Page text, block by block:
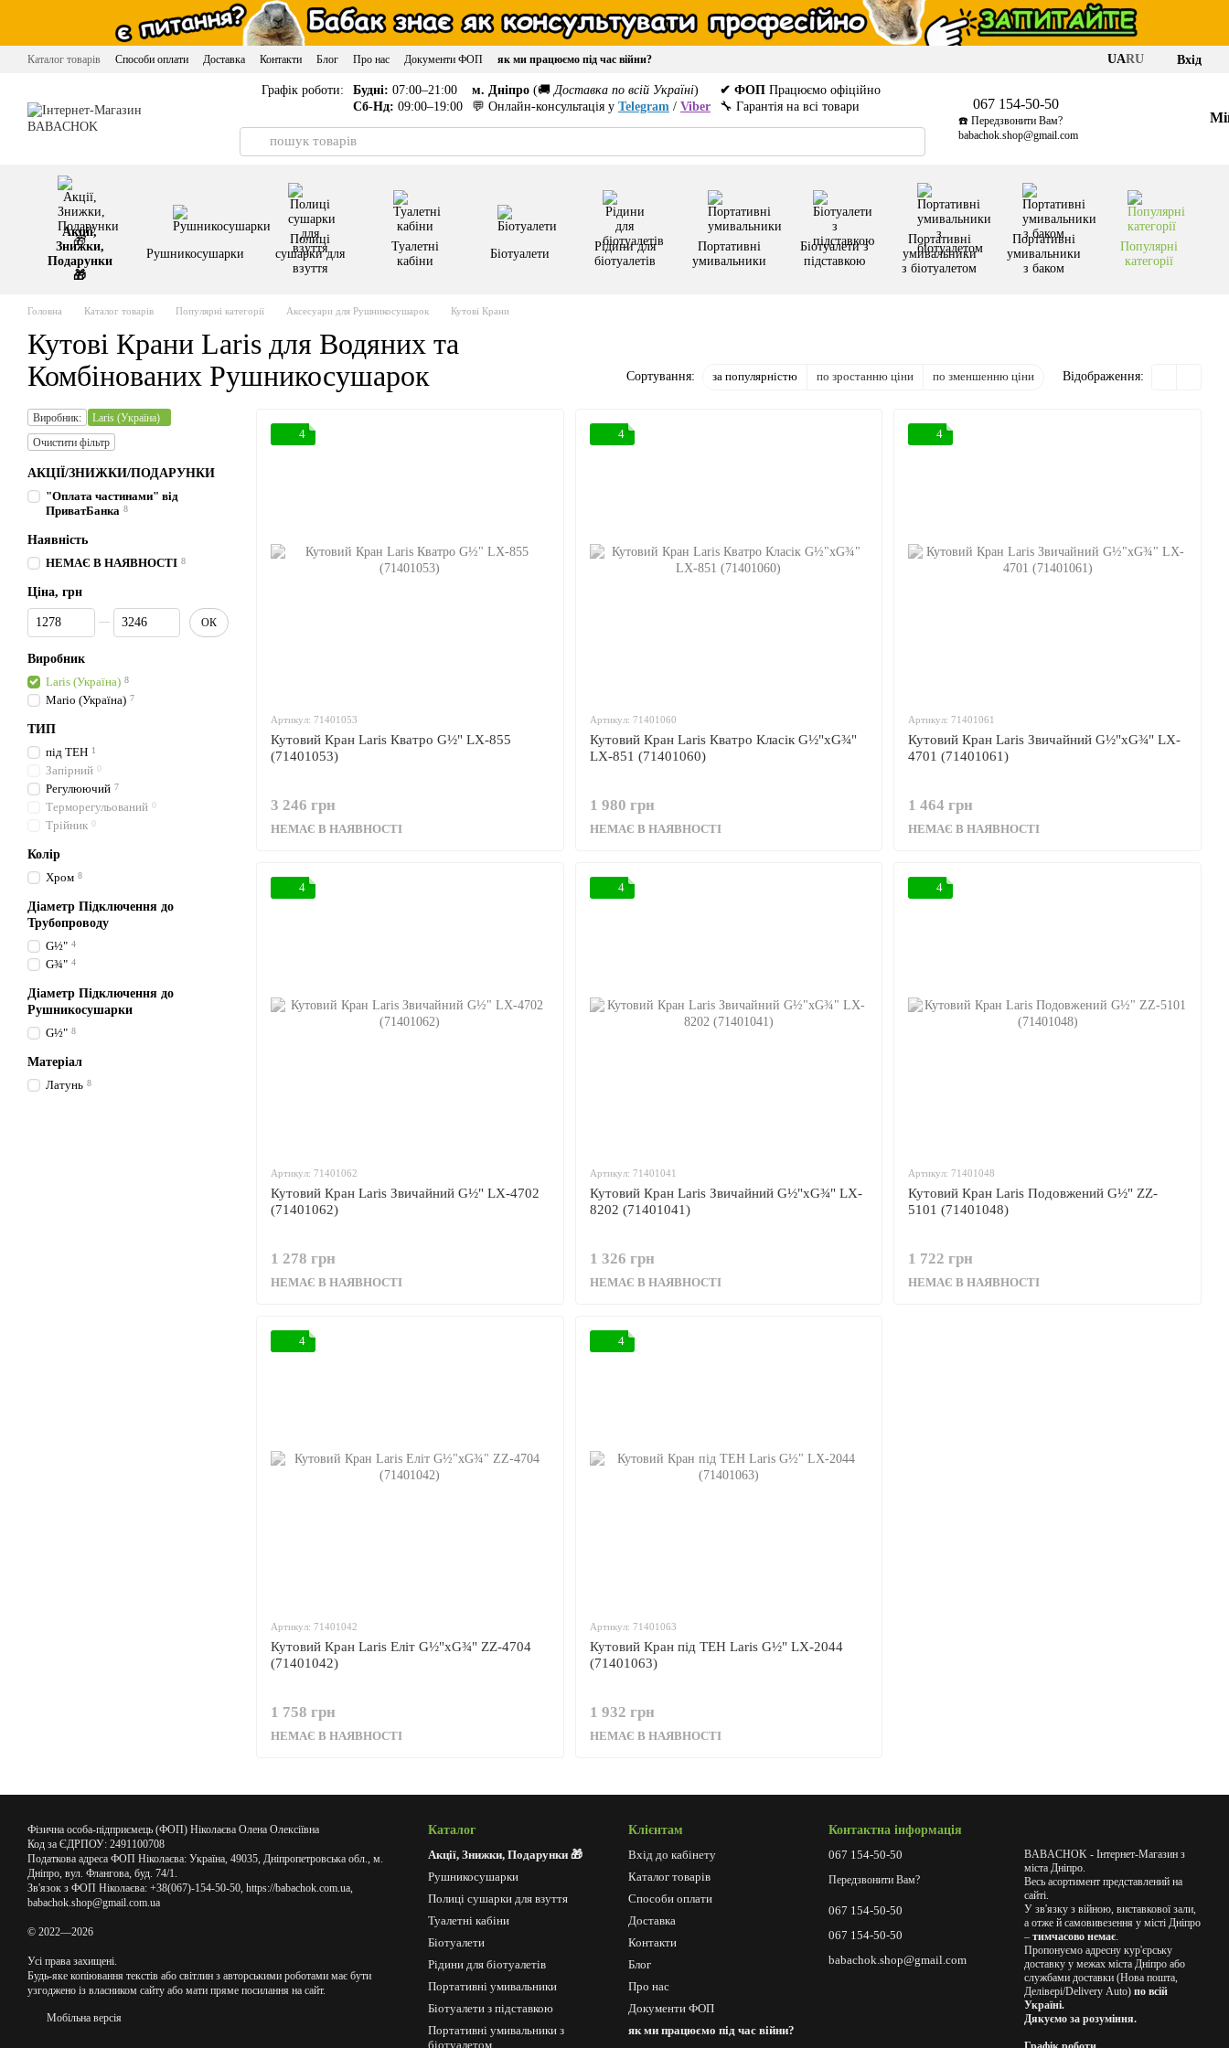
Перейти до основного контенту
Каталог товарів Способи оплати Доставка Контакти Блог Про нас Документи ФОП як ми працюємо під час війни? UARU Вхід
Графік роботи: Будні: 07:00–21:00
Сб-Нд: 09:00–19:00
м. Дніпро (🚚 Доставка по всій Україні)
💬 Онлайн-консультація у Telegram / Viber
✔ ФОП Працюємо офіційно
🔧 Гарантія на всі товари
067 154-50-50
☎️ Передзвонити Вам?
babachok.shop@gmail.com
Акції,
Знижки,
Подарунки
🎁
Рушникосушарки
Полиці
сушарки для
взуття
Туалетні
кабіни
Біотуалети
Рідини для
біотуалетів
Портативні
умивальники
Біотуалети з
підставкою
Портативні
умивальники
з біотуалетом
Портативні
умивальники
з баком
Популярні
категорії
Головна Каталог товарів Популярні категорії Аксесуари для Рушникосушарок Кутові Крани
Кутові Крани Laris для Водяних та
Комбінованих Рушникосушарок
Сортування: за популярністю по зростанню ціни по зменшенню ціни Відображення:
4
Артикул: 71401053
Кутовий Кран Laris Кватро G½" LX-855
(71401053)
3 246 грн
НЕМАЄ В НАЯВНОСТІ
4
Артикул: 71401060
Кутовий Кран Laris Кватро Класік G½"xG¾"
LX-851 (71401060)
1 980 грн
НЕМАЄ В НАЯВНОСТІ
4
Артикул: 71401061
Кутовий Кран Laris Звичайний G½"xG¾" LX-
4701 (71401061)
1 464 грн
НЕМАЄ В НАЯВНОСТІ
4
Артикул: 71401062
Кутовий Кран Laris Звичайний G½" LX-4702
(71401062)
1 278 грн
НЕМАЄ В НАЯВНОСТІ
4
Артикул: 71401041
Кутовий Кран Laris Звичайний G½"xG¾" LX-
8202 (71401041)
1 326 грн
НЕМАЄ В НАЯВНОСТІ
4
Артикул: 71401048
Кутовий Кран Laris Подовжений G½" ZZ-
5101 (71401048)
1 722 грн
НЕМАЄ В НАЯВНОСТІ
4
Артикул: 71401042
Кутовий Кран Laris Еліт G½"xG¾" ZZ-4704
(71401042)
1 758 грн
НЕМАЄ В НАЯВНОСТІ
4
Артикул: 71401063
Кутовий Кран під ТЕН Laris G½" LX-2044
(71401063)
1 932 грн
НЕМАЄ В НАЯВНОСТІ
Виробник:
Laris (Україна)
Очистити фільтр
АКЦІЇ/ЗНИЖКИ/ПОДАРУНКИ
"Оплата частинами" від
ПриватБанка 8
Наявність
НЕМАЄ В НАЯВНОСТІ 8
Ціна, грн
Від Ціна, грн
До Ціна, грн
ОК
Виробник
Laris (Україна) 8
Mario (Україна) 7
ТИП
під ТЕН 1
Запірний 0
Регулюючий 7
Терморегульований 0
Трійник 0
Колір
Хром 8
Діаметр Підключення до
Трубопроводу
G½" 4
G¾" 4
Діаметр Підключення до
Рушникосушарки
G½" 8
Матеріал
Латунь 8
Фізична особа-підприємець (ФОП) Ніколаєва Олена Олексіївна
Код за ЄДРПОУ: 2491100708
Податкова адреса ФОП Ніколаєва: Україна, 49035, Дніпропетровська обл., м.
Дніпро, вул. Флангова, буд. 74/1.
Зв'язок з ФОП Ніколаєва: +38(067)-154-50-50, https://babachok.com.ua,
babachok.shop@gmail.com.ua
© 2022—2026
Усі права захищені.
Будь-яке копіювання текстів або світлин з авторськими роботами має бути
узгоджено із власником сайту або мати пряме посилання на сайт.
Мобільна версія
Каталог
Акції, Знижки, Подарунки 🎁
Рушникосушарки
Полиці сушарки для взуття
Туалетні кабіни
Біотуалети
Рідини для біотуалетів
Портативні умивальники
Біотуалети з підставкою
Портативні умивальники з
біотуалетом
Клієнтам
Вхід до кабінету
Каталог товарів
Способи оплати
Доставка
Контакти
Блог
Про нас
Документи ФОП
як ми працюємо під час війни?
Контактна інформація
067 154-50-50
Передзвонити Вам?
067 154-50-50
067 154-50-50
babachok.shop@gmail.com
BABACHOK - Інтернет-Магазин з
міста Дніпро.
Весь асортимент представлений на
сайті.
У зв'язку з війною, виставкової зали,
а отже й самовивезення у місті Дніпро
– тимчасово немає.
Пропонуємо адресну кур'єрську
доставку у межах міста Дніпро або
службами доставки (Нова пошта,
Делівері/Delivery Auto) по всій
Україні.
Дякуємо за розуміння.